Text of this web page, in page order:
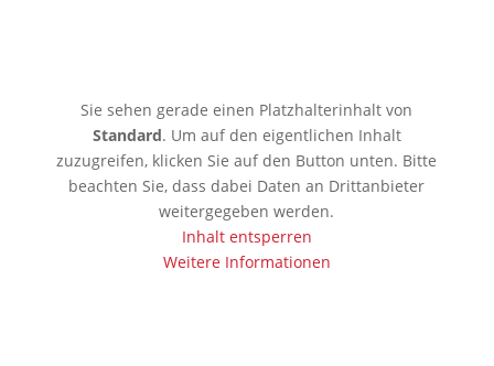
Sie sehen gerade einen Platzhalterinhalt von
Standard. Um auf den eigentlichen Inhalt
zuzugreifen, klicken Sie auf den Button unten. Bitte
beachten Sie, dass dabei Daten an Drittanbieter
weitergegeben werden.
Inhalt entsperren
Weitere Informationen